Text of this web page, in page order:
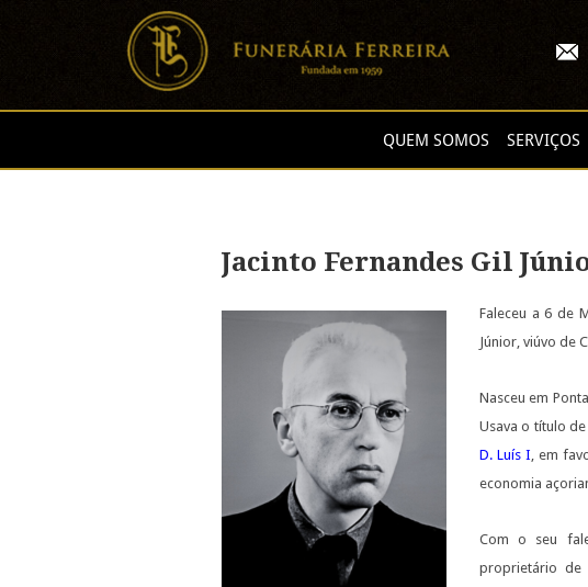
QUEM SOMOS SERVIÇOS
Jacinto Fernandes Gil
Faleceu a 6 de
Júnior, viúvo de
Nasceu em
Usava o título
D. Luís I, em
economia
Com o seu
proprietário de